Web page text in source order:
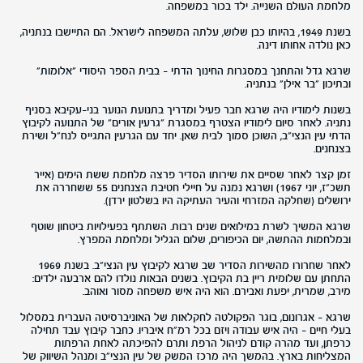
מלחמת העולם השנייה. ילד בכור במשפחה.
בשנת 1949, בהיותו כבן שלוש, עלתה המשפחה לישראל. הם התיישבו בנתניה,
כאן נולדה אחותו דינה.
שרגא גדל והתחנך במסגרות החינוך הדתי - בבית הספר היסודי "אלומות"
ובתיכון "בר אילן" בנתניה.
בשנות לימודיו היה שרגא חבר פעיל ומדריך בתנועת הנוער בני-עקיבא בסניף
נתניה. לאחר סיום לימודיו הצטרף במסגרת "גרעין אורים" של התנועה לקיבוץ
הדתי עין הנצי"ב, השוכן סמוך לבית שאן. יחד עם הגרעין התגייס לנח"ל ושירת
בצנחנים.
זמן קצר לאחר שסיים את שירותו הסדיר פרצה מלחמת ששת הימים (אייר
תשכ"ז, יוני 1967) ושרגא נמנה על חיילי חטיבת הצנחנים 55 ששחררה את
ירושלים (שחלקה המזרחי והעיר העתיקה היו בשלטון ירדן).
שרגא המשיך לשרת במילואים שנים רבות. השתתף בפעילויות ביטחון שוטף
ובמלחמות ההתשה, יום הכיפורים, שלום הגליל ומלחמת המפרץ.
לאחר שחרורו מהשירות הסדיר שב שרגא לקיבוץ עין הנצי"ב. בשנת 1969
התחתן עם שלומית ריין בת הקיבוץ. בשנים הבאות נולדו להם ארבעה ילדים:
מירב, שמרית, יפעת ואבירם. הוא היה איש משפחה מסור ואוהב.
שרגא - אגרונום, בוגר הפקולטה לחקלאות של האוניברסיטה העברית במסלול
בעלי חיים - היה איש עבודה ויזם בכל רמ"ח איבריו. כחבר קיבוץ עבד תחילה
כרפתן, ועד מהרה קודם לניהול הרפת ותרם להפיכתה לאחת הרפתות
המצליחות בארץ. בהמשך היה מרכז המשק של עין הנצי"ב ומנהל השיווק של